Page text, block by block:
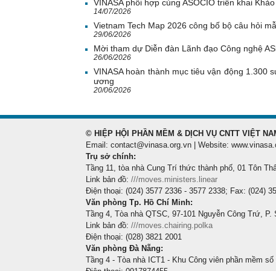
VINASA phối hợp cùng ASOCIO triển khai
14/07/2026
Vietnam Tech Map 2026 công bố bộ câu hỏi
29/06/2026
Mời tham dự Diễn đàn Lãnh đạo Công nghệ
26/06/2026
VINASA hoàn thành mục tiêu vận động 1.300
ương
20/06/2026
© HIỆP HỘI PHẦN MỀM & DỊCH VỤ CNTT VIỆT
Email: contact@vinasa.org.vn | Website:
Trụ sở chính:
Tầng 11, tòa nhà Cung Trí thức thành phố, 01 Tôn
Link bản đồ: ///moves.ministers.linear
Điện thoại: (024) 3577 2336 - 3577 2338; Fax: (024)
Văn phòng Tp. Hồ Chí Minh:
Tầng 4, Tòa nhà QTSC, 97-101 Nguyễn Công Trứ, P.
Link bản đồ: ///moves.chairing.polka
Điện thoại: (028) 3821 2001
Văn phòng Đà Nẵng:
Tầng 4 - Tòa nhà ICT1 - Khu Công viên phần mềm